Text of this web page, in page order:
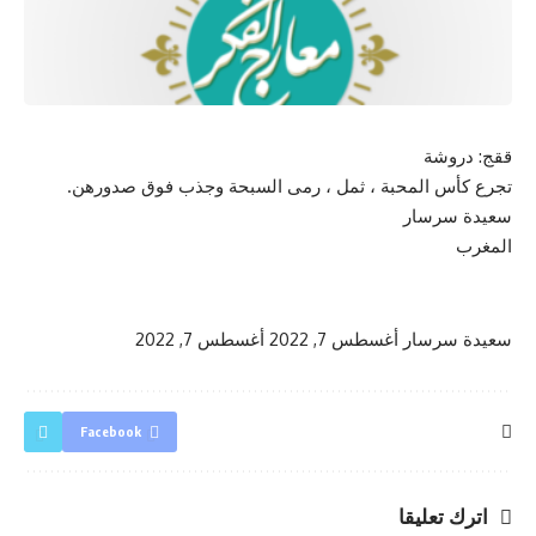
ققج: دروشة
تجرع كأس المحبة ، ثمل ، رمى السبحة وجذب فوق صدورهن.
سعيدة سرسار
المغرب
سعيدة سرسار أغسطس 7, 2022 أغسطس 7, 2022
Facebook
اترك تعليقا